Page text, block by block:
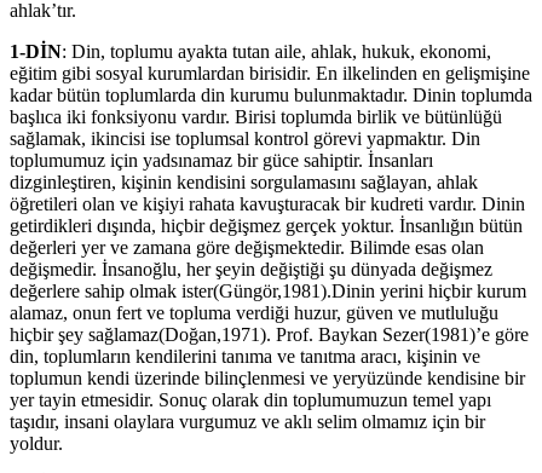
ahlak’tır.
1-DİN: Din, toplumu ayakta tutan aile, ahlak, hukuk, ekonomi,
eğitim gibi sosyal kurumlardan birisidir. En ilkelinden en gelişmişine
kadar bütün toplumlarda din kurumu bulunmaktadır. Dinin toplumda
başlıca iki fonksiyonu vardır. Birisi toplumda birlik ve bütünlüğü
sağlamak, ikincisi ise toplumsal kontrol görevi yapmaktır. Din
toplumumuz için yadsınamaz bir güce sahiptir. İnsanları
dizginleştiren, kişinin kendisini sorgulamasını sağlayan, ahlak
öğretileri olan ve kişiyi rahata kavuşturacak bir kudreti vardır. Dinin
getirdikleri dışında, hiçbir değişmez gerçek yoktur. İnsanlığın bütün
değerleri yer ve zamana göre değişmektedir. Bilimde esas olan
değişmedir. İnsanoğlu, her şeyin değiştiği şu dünyada değişmez
değerlere sahip olmak ister(Güngör,1981).Dinin yerini hiçbir kurum
alamaz, onun fert ve topluma verdiği huzur, güven ve mutluluğu
hiçbir şey sağlamaz(Doğan,1971). Prof. Baykan Sezer(1981)’e göre
din, toplumların kendilerini tanıma ve tanıtma aracı, kişinin ve
toplumun kendi üzerinde bilinçlenmesi ve yeryüzünde kendisine bir
yer tayin etmesidir. Sonuç olarak din toplumumuzun temel yapı
taşıdır, insani olaylara vurgumuz ve aklı selim olmamız için bir
yoldur.